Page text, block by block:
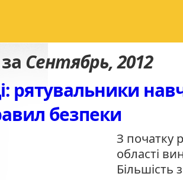
Сентябрь, 2012
рятувальники
безпеки
З початку
області
Більшість